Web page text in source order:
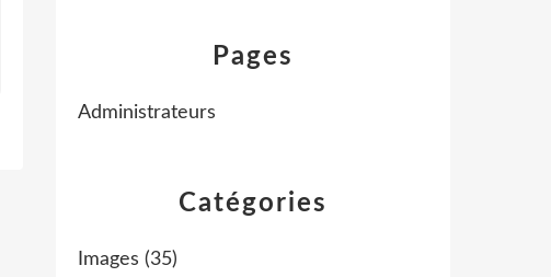
Catégories
Images (35)
Pages
Administrateurs